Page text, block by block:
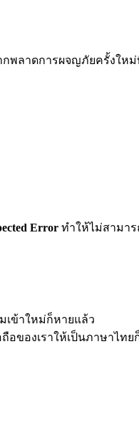
ากพลาดการผจญภัยครั้
Error ทำให้ไม่สามา
เข้าใหม่ก็หายแล้ว
อของเราให้เป็นภาษาไทย